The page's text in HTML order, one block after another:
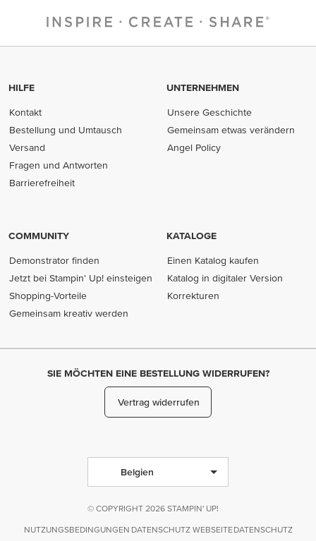
HILFE
Kontakt
Bestellung und Umtausch
Versand
Fragen und Antworten
Barrierefreiheit
UNTERNEHMEN
Unsere Geschichte
Gemeinsam etwas verändern
Angel Policy
COMMUNITY
Demonstrator finden
Jetzt bei Stampin' Up! einsteigen
Shopping-Vorteile
Gemeinsam kreativ werden
KATALOGE
Einen Katalog kaufen
Katalog in digitaler Version
Korrekturen
SIE MÖCHTEN EINE BESTELLUNG WIDERRUFEN?
Vertrag widerrufen
Belgien
© COPYRIGHT 2026 STAMPIN' UP!
NUTZUNGSBEDINGUNGEN DATENSCHUTZ WEBSEITE DATENSCHUTZ